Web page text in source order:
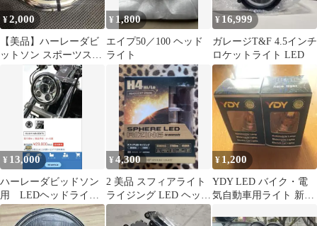
¥2,000
【美品】ハーレーダビ
ットソン スポーツスタ
ー XL1200CX ヘッドラ
イトリム
¥ 1,800
エイプ50／100 ヘッド
ライト
¥ 16,999
ガレージT&F 4.5インチ
ロケットライト LED
¥ 13,000
ハーレーダビッドソン
用 LEDヘッドライト
MS-0057S
¥4,300
2 美品 スフィアライト
ライジング LED ヘッド
ライト H4 4500K
¥ 1,200
YDY LED バイク・電
気自動車用ライト 新品